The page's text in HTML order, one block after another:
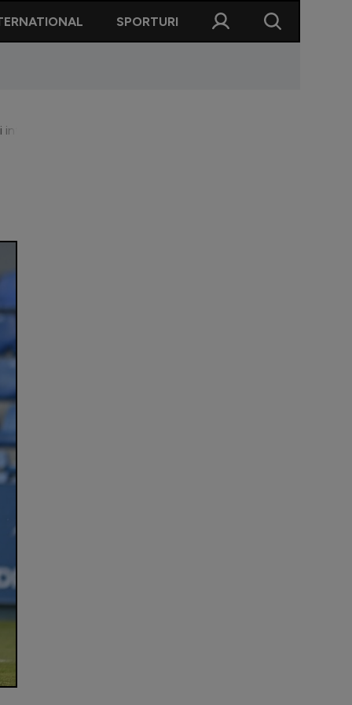
SPORTURI